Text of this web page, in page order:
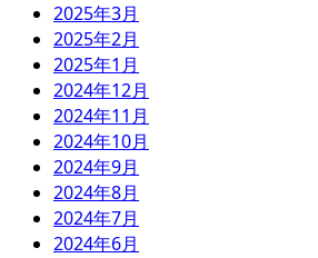
2025年3月
2025年2月
2025年1月
2024年12月
2024年11月
2024年10月
2024年9月
2024年8月
2024年7月
2024年6月